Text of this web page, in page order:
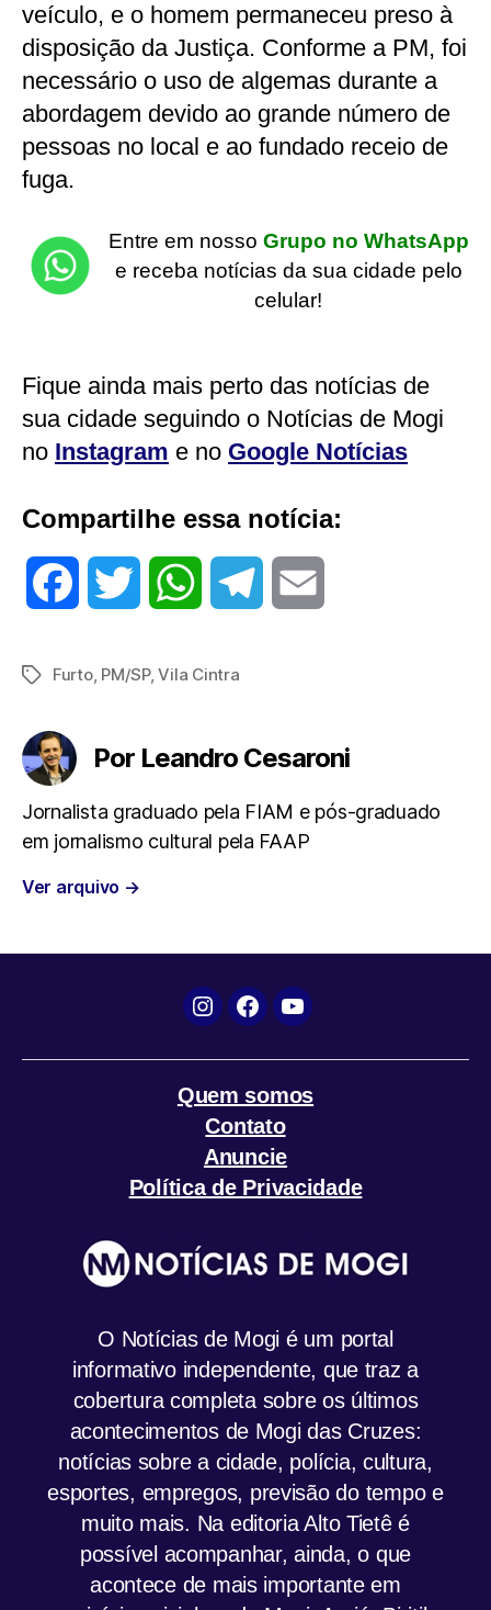
veículo, e o homem permaneceu preso à
disposição da Justiça. Conforme a PM, foi
necessário o uso de algemas durante a
abordagem devido ao grande número de
pessoas no local e ao fundado receio de
fuga.
Entre em nosso Grupo no WhatsApp
e receba notícias da sua cidade pelo
celular!
Fique ainda mais perto das notícias de
sua cidade seguindo o Notícias de Mogi
no Instagram e no Google Notícias
Compartilhe essa notícia:
o
o
k
e A
p
r
m
TagsFurto, PM/SP,Vila Cintra
Por Leandro Cesaroni
Jornalista graduado pela FIAM e pós-graduado
em jornalismo cultural pela FAAP
Ver arquivo →
Instagram
FacebookYouTube
Quem somos
Contato
Anuncie
Política de Privacidade
O Notícias de Mogi é um portal
informativo independente, que traz a
cobertura completa sobre os últimos
acontecimentos de Mogi das Cruzes:
notícias sobre a cidade, polícia, cultura,
esportes, empregos, previsão do tempo e
muito mais. Na editoria Alto Tietê é
possível acompanhar, ainda, o que
acontece de mais importante em